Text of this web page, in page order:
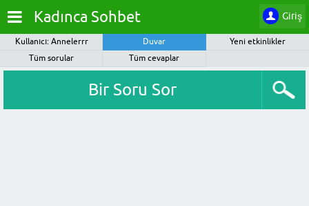
Giriş
Kadınca Sohbet
Kullanıcı: Annelerrr Duvar
Yeni etkinlikler
Tüm sorular
Tüm cevaplar
Bir Soru Sor